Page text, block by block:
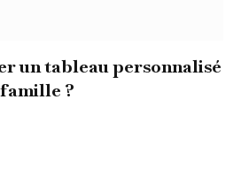
un tableau personnalisé
?